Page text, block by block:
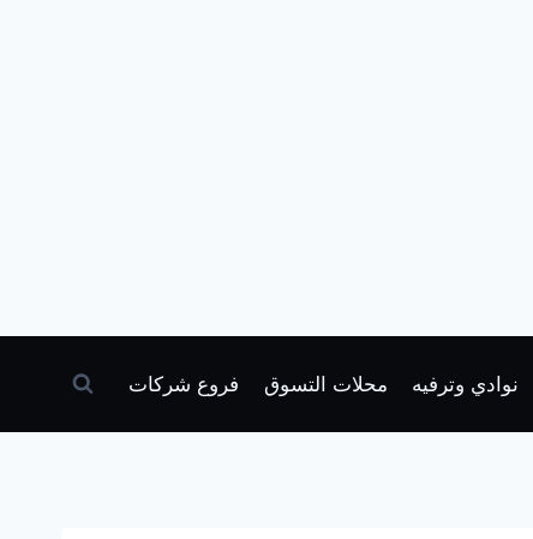
نوادي وترفيه محلات التسوق فروع شركات